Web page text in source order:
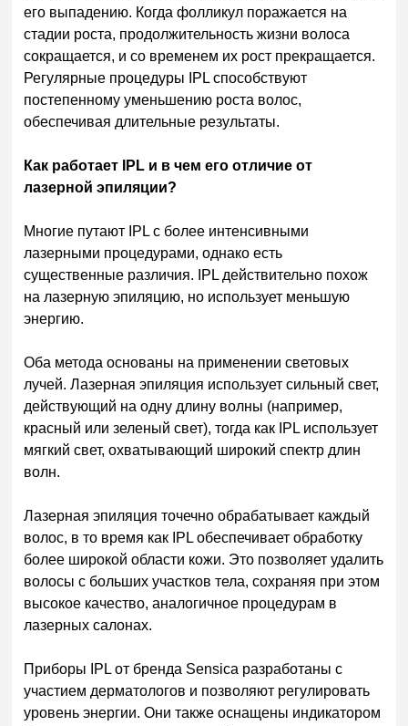
его выпадению. Когда фолликул поражается на
стадии роста, продолжительность жизни волоса
сокращается, и со временем их рост прекращается.
Регулярные процедуры IPL способствуют
постепенному уменьшению роста волос,
обеспечивая длительные результаты.
Как работает IPL и в чем его отличие от
лазерной эпиляции?
Многие путают IPL с более интенсивными
лазерными процедурами, однако есть
существенные различия. IPL действительно похож
на лазерную эпиляцию, но использует меньшую
энергию.
Оба метода основаны на применении световых
лучей. Лазерная эпиляция использует сильный свет,
действующий на одну длину волны (например,
красный или зеленый свет), тогда как IPL использует
мягкий свет, охватывающий широкий спектр длин
волн.
Лазерная эпиляция точечно обрабатывает каждый
волос, в то время как IPL обеспечивает обработку
более широкой области кожи. Это позволяет удалить
волосы с больших участков тела, сохраняя при этом
высокое качество, аналогичное процедурам в
лазерных салонах.
Приборы IPL от бренда Sensica разработаны с
участием дерматологов и позволяют регулировать
уровень энергии. Они также оснащены индикатором